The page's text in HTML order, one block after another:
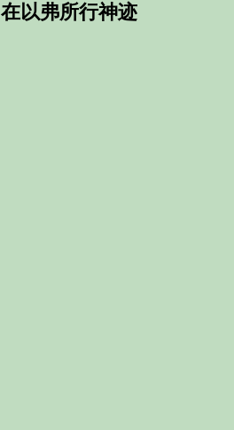
在以弗所行神迹